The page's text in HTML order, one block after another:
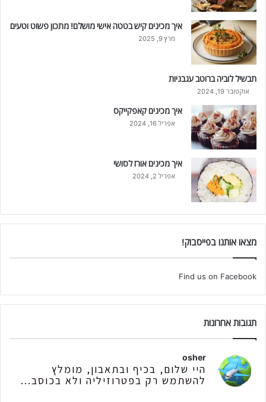
איך מכינים קיש בטטה אישי מושלם! מתכון פשוט וטעים
מרץ 9, 2025
תבשיל לוביה ברוטב עגבניות
אוקטובר 19, 2024
איך מכינים קאפקייקס
אפריל 16, 2024
איך מכינים אורז לסושי
אפריל 2, 2024
מצאו אותנו בפייסבוק!
Find us on Facebook
תגובות אחרונות
osher
היי שלום, בכיף ובתאבון, מומלץ
להשתמש רק בפטרוזיליה ולא בכוסב...